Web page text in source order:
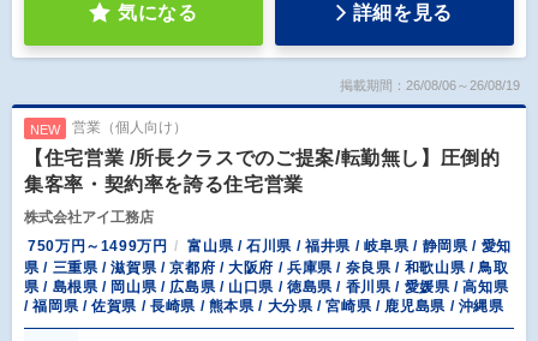
気になる 詳細を見る
掲載期間：26/08/06～26/08/19
NEW 営業（個人向け）
【住宅営業 /所長クラスでのご提案/転勤無し】圧倒的
集客率・契約率を誇る住宅営業
株式会社アイ工務店
750万円～1499万円
富山県 / 石川県 / 福井県 / 岐阜県 / 静岡県 / 愛知
県 / 三重県 / 滋賀県 / 京都府 / 大阪府 / 兵庫県 / 奈良県 / 和歌山県 / 鳥取
県 / 島根県 / 岡山県 / 広島県 / 山口県 / 徳島県 / 香川県 / 愛媛県 / 高知県
/ 福岡県 / 佐賀県 / 長崎県 / 熊本県 / 大分県 / 宮崎県 / 鹿児島県 / 沖縄県